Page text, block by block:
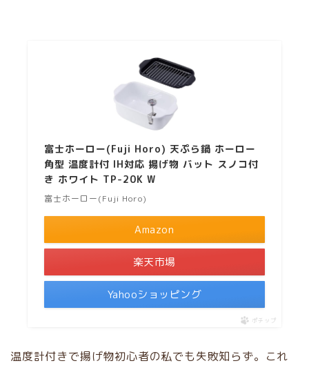
富士ホーロー(Fuji Horo) 天ぷら鍋 ホーロー
角型 温度計付 IH対応 揚げ物 バット スノコ付
き ホワイト TP-20K W
富士ホーロー(Fuji Horo)
Amazon
楽天市場
Yahooショッピング
ポチップ
温度計付きで揚げ物初心者の私でも失敗知らず。これ